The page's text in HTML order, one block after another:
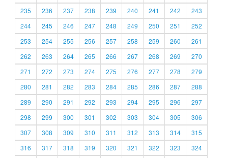
235
236 237 238 239 240 241 242
243
244
245 246 247 248 249 250 251
252
253
254 255 256 257 258 259 260
261
262
263 264 265 266 267 268 269
270
271
272 273 274 275 276 277 278
279
280
281 282 283 284 285 286 287
288
289
290 291 292 293 294 295 296
297
298
299 300 301 302 303 304 305
306
307
308 309 310 311 312 313 314
315
316
317 318 319 320 321 322 323 324